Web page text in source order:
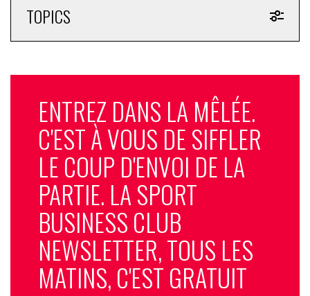
TOPICS
ENTREZ DANS LA MÊLÉE.
C'EST À VOUS DE SIFFLER
LE COUP D'ENVOI DE LA
PARTIE. LA SPORT
BUSINESS CLUB
NEWSLETTER, TOUS LES
MATINS, C'EST GRATUIT